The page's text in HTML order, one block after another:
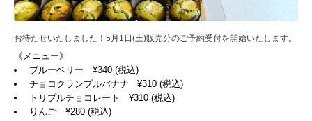
お待たせいたしました！5月1日(土)販売分のご予約受付を開始いたします。
《メニュー》
ブルーベリー ¥340 (税込)
チョコクランブルバナナ ¥310 (税込)
トリプルチョコレート ¥310 (税込)
りんご ¥280 (税込)